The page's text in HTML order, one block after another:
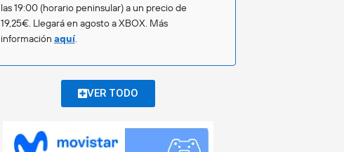
las 19:00 (horario peninsular) a un precio de
19,25€. Llegará en agosto a XBOX. Más
información aquí.
VER TODO